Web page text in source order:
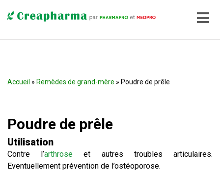
Accueil » Remèdes de grand-mère » Poudre de prêle
Poudre de prêle
Utilisation
Contre l’arthrose et autres troubles articulaires.
Eventuellement prévention de l’ostéoporose.